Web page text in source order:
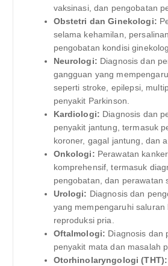
vaksinasi, dan pengobatan
Obstetri dan Ginekologi:
selama kehamilan,
pengobatan kondisi
Neurologi: Diagnosis dan
gangguan yang
seperti stroke, epilepsi,
penyakit Parkinson.
Kardiologi: Diagnosis dan
penyakit jantung, termasuk
koroner, gagal jantung, dan
Onkologi: Perawatan
komprehensif, termasuk
pengobatan, dan perawatan
Urologi: Diagnosis dan
yang mempengaruhi saluran
reproduksi pria.
Oftalmologi: Diagnosis dan
penyakit mata dan masalah
Otorhinolaryngologi (THT):